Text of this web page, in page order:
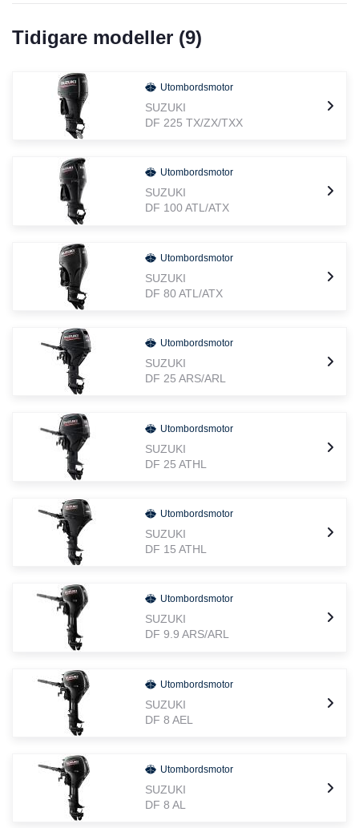
Tidigare modeller (9)
Utombordsmotor
SUZUKI
DF 225 TX/ZX/TXX
Utombordsmotor
SUZUKI
DF 100 ATL/ATX
Utombordsmotor
SUZUKI
DF 80 ATL/ATX
Utombordsmotor
SUZUKI
DF 25 ARS/ARL
Utombordsmotor
SUZUKI
DF 25 ATHL
Utombordsmotor
SUZUKI
DF 15 ATHL
Utombordsmotor
SUZUKI
DF 9.9 ARS/ARL
Utombordsmotor
SUZUKI
DF 8 AEL
Utombordsmotor
SUZUKI
DF 8 AL